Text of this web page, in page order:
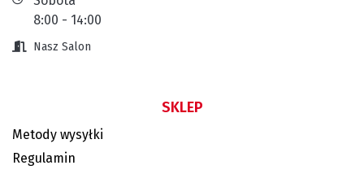
8:00 - 14:00
Nasz Salon
SKLEP
Metody wysyłki
Regulamin